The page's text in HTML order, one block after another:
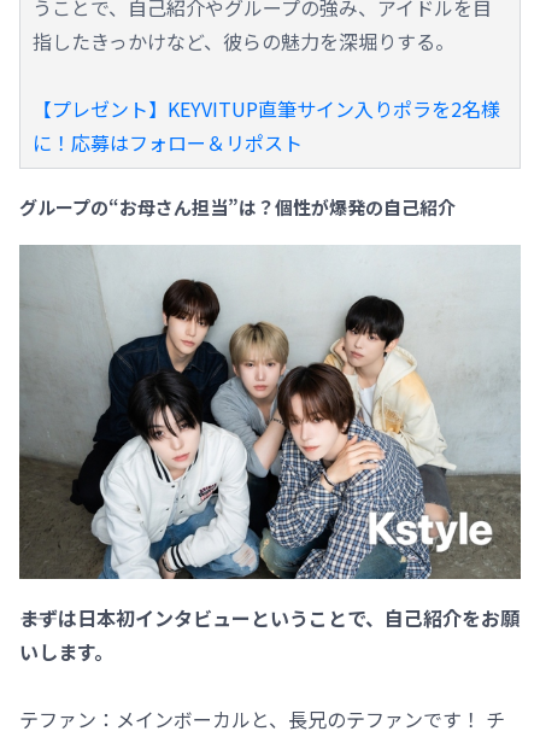
うことで、自己紹介やグループの強み、アイドルを目
指したきっかけなど、彼らの魅力を深堀りする。
【プレゼント】KEYVITUP直筆サイン入りポラを2名様
に！応募はフォロー＆リポスト
グループの“お母さん担当”は？個性が爆発の自己紹介
――まずは日本初インタビューということで、自己紹介をお願
いします。
テファン：メインボーカルと、長兄のテファンです！ チ